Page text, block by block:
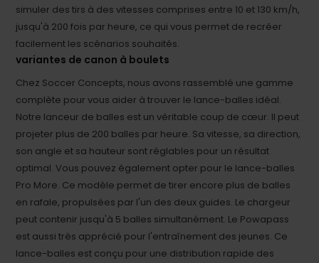
simuler des tirs à des vitesses comprises entre 10 et 130 km/h,
jusqu'à 200 fois par heure, ce qui vous permet de recréer
facilement les scénarios souhaités.
variantes de canon à boulets
Chez Soccer Concepts, nous avons rassemblé une gamme
complète pour vous aider à trouver le lance-balles idéal.
Notre lanceur de balles est un véritable coup de cœur. Il peut
projeter plus de 200 balles par heure. Sa vitesse, sa direction,
son angle et sa hauteur sont réglables pour un résultat
optimal. Vous pouvez également opter pour le lance-balles
Pro More. Ce modèle permet de tirer encore plus de balles
en rafale, propulsées par l'un des deux guides. Le chargeur
peut contenir jusqu'à 5 balles simultanément. Le Powapass
est aussi très apprécié pour l'entraînement des jeunes. Ce
lance-balles est conçu pour une distribution rapide des